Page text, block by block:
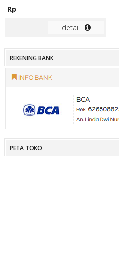
Rp
detail
REKENING BANK
PETA TOKO